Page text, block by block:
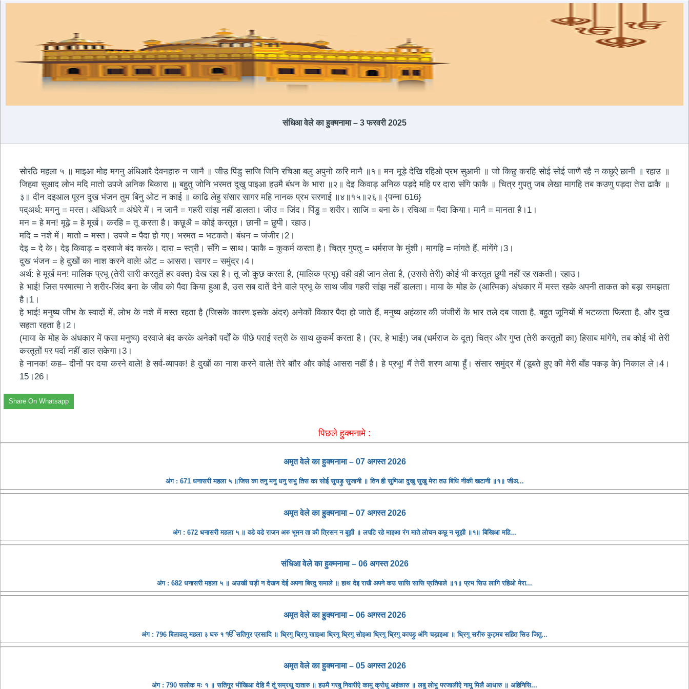
संधिआ ​​वेले का हुक्मनामा – 3 फरवरी 2025
सोरठि महला ५ ॥ माइआ मोह मगनु अंधिआरै देवनहारु न जानै ॥ जीउ पिंडु साजि जिनि रचिआ बलु अपुनो करि मानै ॥१॥ मन मूड़े देखि रहिओ प्रभ सुआमी ॥ जो किछु करहि सोई सोई जाणै रहै न कछूऐ छानी ॥ रहाउ ॥
जिहवा सुआद लोभ मदि मातो उपजे अनिक बिकारा ॥ बहुतु जोनि भरमत दुखु पाइआ हउमै बंधन के भारा ॥२॥ देइ किवाड़ अनिक पड़दे महि पर दारा संगि फाकै ॥ चित्र गुपतु जब लेखा मागहि तब कउणु पड़दा तेरा ढाकै ॥
३॥ दीन दइआल पूरन दुख भंजन तुम बिनु ओट न काई ॥ काढि लेहु संसार सागर महि नानक प्रभ सरणाई ॥४॥१५॥२६॥ {पन्ना 616}
पद्अर्थ: मगनु = मस्त। अंधिआरै = अंधेरे में। न जानै = गहरी सांझ नहीं डालता। जीउ = जिंद। पिंडु = शरीर। साजि = बना के। रचिआ = पैदा किया। मानै = मानता है।1।
मन = हे मन! मूढ़े = हे मूर्ख। करहि = तू करता है। कछूअै = कोई करतूत। छानी = छुपी। रहाउ।
मदि = नशे में। मातो = मस्त। उपजे = पैदा हो गए। भरमत = भटकते। बंधन = जंजीर।2।
देइ = दे के। देइ किवाड़ = दरवाजे बंद करके। दारा = स्त्री। संगि = साथ। फाकै = कुकर्म करता है। चित्र गुपतु = धर्मराज के मुंशी। मागहि = मांगते हैं, मांगेंगे।3।
दुख भंजन = हे दुखों का नाश करने वाले! ओट = आसरा। सागर = समुंद्र।4।
अर्थ: हे मूर्ख मन! मालिक प्रभू (तेरी सारी करतूतें हर वक्त) देख रहा है। तू जो कुछ करता है, (मालिक प्रभू) वही वही जान लेता है, (उससे तेरी) कोई भी करतूत छुपी नहीं रह सकती। रहाउ।
हे भाई! जिस परमात्मा ने शरीर-जिंद बना के जीव को पैदा किया हुआ है, उस सब दातें देने वाले प्रभू के साथ जीव गहरी सांझ नहीं डालता। माया के मोह के (आत्मिक) अंधकार में मस्त रहके अपनी ताकत को बड़ा समझता
है।1।
हे भाई! मनुष्य जीभ के स्वादों में, लोभ के नशे में मस्त रहता है (जिसके कारण इसके अंदर) अनेकों विकार पैदा हो जाते हैं, मनुष्य अहंकार की जंजीरों के भार तले दब जाता है, बहुत जूनियों में भटकता फिरता है, और दुख
सहता रहता है।2।
(माया के मोह के अंधकार में फसा मनुष्य) दरवाजे बंद करके अनेकों पर्दों के पीछे पराई स्त्री के साथ कुकर्म करता है। (पर, हे भाई!) जब (धर्मराज के दूत) चित्र और गुप्त (तेरी करतूतों का) हिसाब मांगेंगे, तब कोई भी तेरी
करतूतों पर पर्दा नहीं डाल सकेगा।3।
हे नानक! कह– दीनों पर दया करने वाले! हे सर्व-व्यापक! हे दुखों का नाश करने वाले! तेरे बग़ैर और कोई आसरा नहीं है। हे प्रभू! मैं तेरी शरण आया हूँ। संसार समुंद्र में (डूबते हुए की मेरी बाँह पकड़ के) निकाल ले।4।
15।26।
Share On Whatsapp
पिछले हुक्मनामे :
अमृत ​​वेले का हुक्मनामा – 07 अगस्त 2026
अंग : 671 धनासरी महला ५ ॥जिस का तनु मनु धनु सभु तिस का सोई सुघड़ु सुजानी ॥ तिन ही सुणिआ दुखु सुखु मेरा तउ बिधि नीकी खटानी ॥१॥ जीअ...
अमृत ​​वेले का हुक्मनामा – 07 अगस्त 2026
अंग : 672 धनासरी महला ५ ॥ वडे वडे राजन अरु भूमन ता की त्रिसन न बूझी ॥ लपटि रहे माइआ रंग माते लोचन कछू न सूझी ॥१॥ बिखिआ महि...
संधिआ ​​वेले का हुक्मनामा – 06 अगस्त 2026
अंग : 682 धनासरी महला ५ ॥ अउखी घड़ी न देखण देई अपना बिरदु समाले ॥ हाथ देइ राखै अपने कउ सासि सासि प्रतिपाले ॥१॥ प्रभ सिउ लागि रहिओ मेरा...
अमृत ​​वेले का हुक्मनामा – 06 अगस्त 2026
अंग : 796 बिलावलु महला ३ घरु १ ੴ सतिगुर प्रसादि ॥ ध्रिगु ध्रिगु खाइआ ध्रिगु ध्रिगु सोइआ ध्रिगु ध्रिगु कापड़ु अंगि चड़ाइआ ॥ ध्रिगु सरीरु कुट्मब सहित सिउ जितु...
अमृत ​​वेले का हुक्मनामा – 05 अगस्त 2026
अंग : 790 सलोक मः १ ॥ सतिगुर भीखिआ देहि मै तूं सम्रथु दातारु ॥ हउमै गरबु निवारीऐ कामु क्रोधु अहंकारु ॥ लबु लोभु परजालीऐ नामु मिलै आधारु ॥ अहिनिसि...